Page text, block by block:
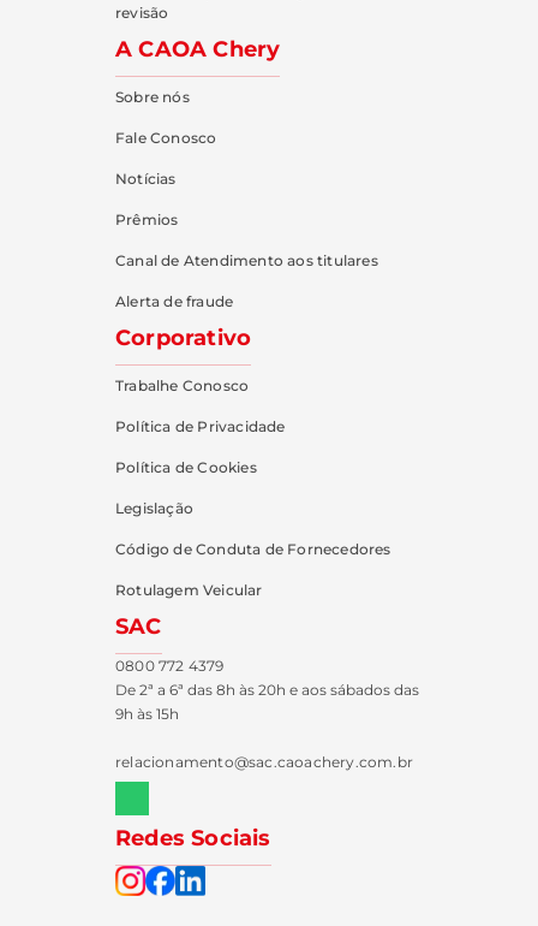
revisão
A CAOA Chery
Sobre nós
Fale Conosco
Notícias
Prêmios
Canal de Atendimento aos titulares
Alerta de fraude
Corporativo
Trabalhe Conosco
Política de Privacidade
Política de Cookies
Legislação
Código de Conduta de Fornecedores
Rotulagem Veicular
SAC
0800 772 4379
De 2ª a 6ª das 8h às 20h e aos sábados das
9h às 15h
relacionamento@sac.caoachery.com.br
Redes Sociais